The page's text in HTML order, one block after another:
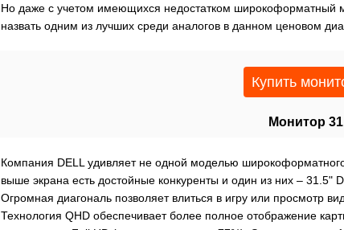
Но даже с учетом имеющихся недостатком широкоформатный
назвать одним из лучших среди аналогов в данном ценовом
Купить
Монитор
Компания DELL удивляет не одной моделью
выше экрана есть достойные конкуренты и один из них – 31.5"
Огромная диагональ позволяет влиться в игру или просмотр
Технология QHD обеспечивает более полное отображение